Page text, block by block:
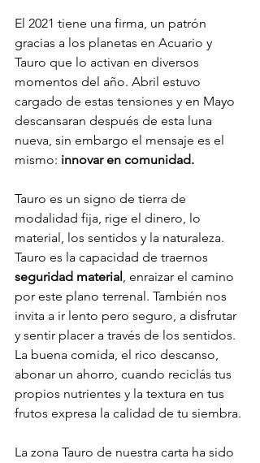
El 2021 tiene una firma, un patrón
gracias a los planetas en Acuario y
Tauro que lo activan en diversos
momentos del año. Abril estuvo
cargado de estas tensiones y en Mayo
descansaran después de esta luna
nueva, sin embargo el mensaje es el
mismo: innovar en comunidad.
Tauro es un signo de tierra de
modalidad fija, rige el dinero, lo
material, los sentidos y la naturaleza.
Tauro es la capacidad de traernos
seguridad material, enraizar el camino
por este plano terrenal. También nos
invita a ir lento pero seguro, a disfrutar
y sentir placer a través de los sentidos.
La buena comida, el rico descanso,
abonar un ahorro, cuando reciclás tus
propios nutrientes y la textura en tus
frutos expresa la calidad de tu siembra.
La zona Tauro de nuestra carta ha sido